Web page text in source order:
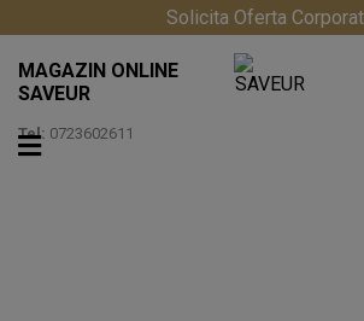
Solicita Oferta
MAGAZIN ONLINE
SAVEUR
Tel: 0723602611